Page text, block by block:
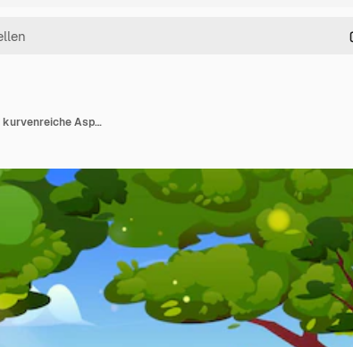
Bergstraßenweg in Waldvektorlandschaft Außenkurve und kurvenreiche Asphaltstraße durch frische Wälder und grünes, atemberaubendes Naturtal Sonnige Reise in die Alpen Richtung Cartoon-Hintergrund